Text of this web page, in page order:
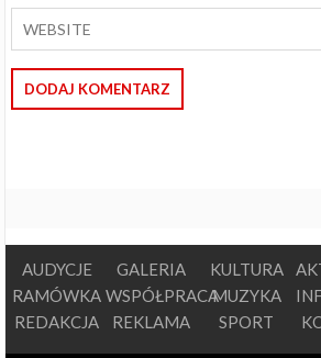
AUDYCJE
RAMÓWKA
REDAKCJA
GALERIA
WSPÓŁPRACA
REKLAMA
KULTURA
MUZYKA
SPORT